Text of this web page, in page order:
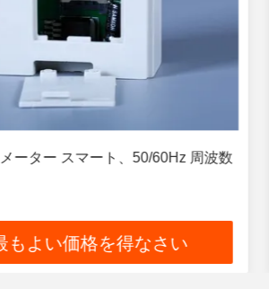
ーター スマート、50/60Hz 周波数
もよい価格を得なさい